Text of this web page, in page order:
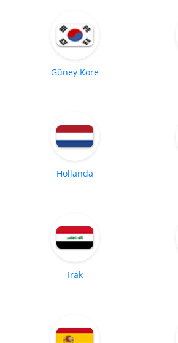
Güney Kore
Hollanda
Irak